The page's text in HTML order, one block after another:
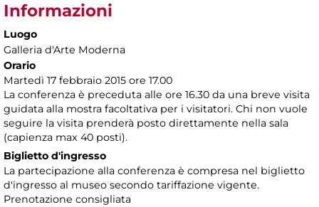
Informazioni
Luogo
Galleria d'Arte Moderna
Orario
Martedì 17 febbraio 2015 ore 17.00
La conferenza è preceduta alle ore 16.30 da una breve visita
guidata alla mostra facoltativa per i visitatori. Chi non vuole
seguire la visita prenderà posto direttamente nella sala
(capienza max 40 posti).
Biglietto d'ingresso
La partecipazione alla conferenza è compresa nel biglietto
d'ingresso al museo secondo tariffazione vigente.
Prenotazione consigliata